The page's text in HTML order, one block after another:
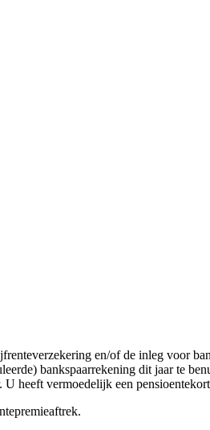
en/of de inleg voor
bankspaarrekening dit jaar te
heeft vermoedelijk een